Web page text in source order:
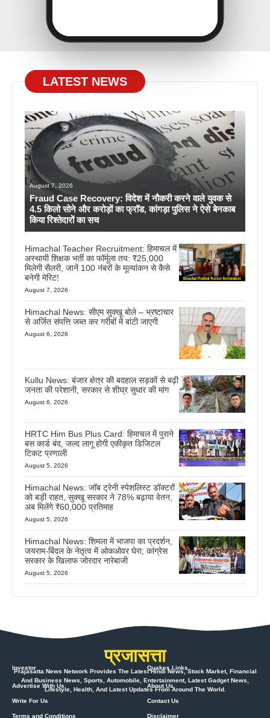
LATEST NEWS
August 7, 2026
Fraud Case Recovery: विदेश में नौकरी करने वाले युवक से
4.5 किलो सोने और करोड़ों का फ्रॉड, कांगड़ा पुलिस ने ऐसे बेनकाब
किया रिश्तेदारों का सच
Himachal Teacher Recruitment: हिमाचल में
अस्थायी शिक्षक भर्ती का फॉर्मूला तय: ₹25,000
मिलेगी सैलरी, जानें 100 नंबरों के मूल्यांकन से कैसे
बनेगी मेरिट!
August 7, 2026
Himachal News: सीएम सुक्खू बोले – भ्रष्टाचार
से अर्जित संपत्ति जब्त कर गरीबों में बांटी जाएगी
August 6, 2026
Kullu News: बंजार क्षेत्र की बदहाल सड़कों से बढ़ी
जनता की परेशानी, सरकार से शीघ्र सुधार की मांग
August 6, 2026
HRTC Him Bus Plus Card: हिमाचल में पुराने
बस कार्ड बंद, जल्द लागू होगी एकीकृत डिजिटल
टिकट प्रणाली
August 5, 2026
Himachal News: जॉब ट्रेनी स्पेशलिस्ट डॉक्टरों
को बड़ी राहत, सुक्खू सरकार ने 78% बढ़ाया वेतन,
अब मिलेंगे ₹60,000 प्रतिमाह
August 5, 2026
Himachal News: शिमला में भाजपा का प्रदर्शन,
जयराम-बिंदल के नेतृत्व में ओकओवर घेरा; कांग्रेस
सरकार के खिलाफ जोरदार नारेबाजी
August 5, 2026
प्रजासत्ता
Prajasatta News Network Provides The Latest Hindi News, Stock Market, Financial
And Business News, Sports, Automobile, Entertainment, Latest Gadget News,
Lifestyle, Health, And Latest Updates From Around The World.
Investor
Advertise With Us
Write For Us
Terms and Conditions
Quakes Links
About Us
Contact Us
Disclaimer